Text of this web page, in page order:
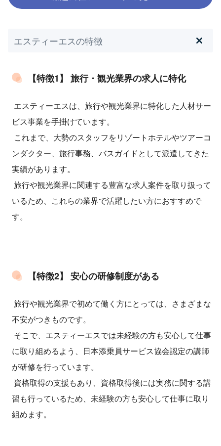
エスティーエスの特徴
【特徴1】 旅行・観光業界の求人に特化
エスティーエスは、旅行や観光業界に特化した人材サー
ビス事業を手掛けています。
これまで、大勢のスタッフをリゾートホテルやツアーコ
ンダクター、旅行事務、バスガイドとして派遣してきた
実績があります。
旅行や観光業界に関連する豊富な求人案件を取り扱って
いるため、これらの業界で活躍したい方におすすめで
す。
【特徴2】 安心の研修制度がある
旅行や観光業界で初めて働く方にとっては、さまざまな
不安がつきものです。
そこで、エスティーエスでは未経験の方も安心して仕事
に取り組めるよう、日本添乗員サービス協会認定の講師
が研修を行っています。
資格取得の支援もあり、資格取得後には実務に関する講
習も行っているため、未経験の方も安心して仕事に取り
組めます。